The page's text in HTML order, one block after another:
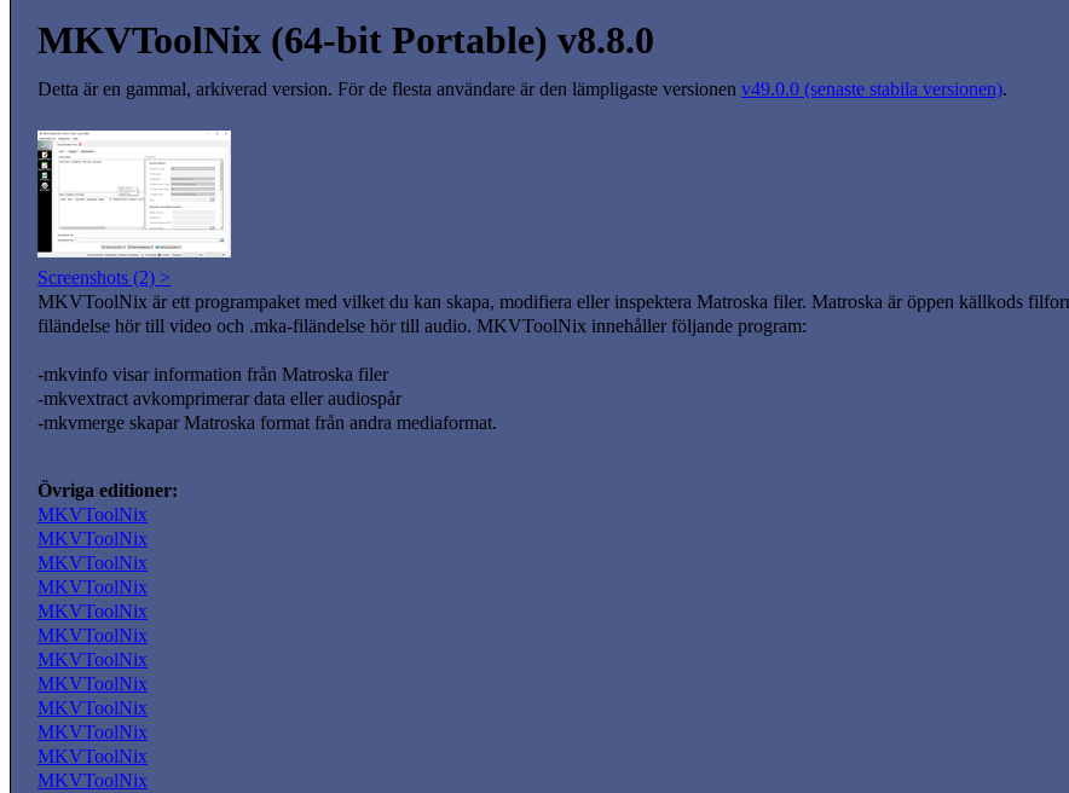
MKVToolNix (64-bit Portable) v8.8.0
Detta är en gammal, arkiverad version. För de flesta användare är den lämpligaste versionen v49.0.0 (senaste stabila versionen).
Screenshots (2) >
MKVToolNix är ett programpaket med vilket du kan skapa, modifiera eller inspektera Matroska filer. Matroska är öppen källkods
filändelse hör till video och .mka-filändelse hör till audio. MKVToolNix innehåller följande program:
-mkvinfo visar information från Matroska filer
-mkvextract avkomprimerar data eller audiospår
-mkvmerge skapar Matroska format från andra mediaformat.
Övriga editioner:
MKVToolNix
MKVToolNix
MKVToolNix
MKVToolNix
MKVToolNix
MKVToolNix
MKVToolNix
MKVToolNix
MKVToolNix
MKVToolNix
MKVToolNix
MKVToolNix